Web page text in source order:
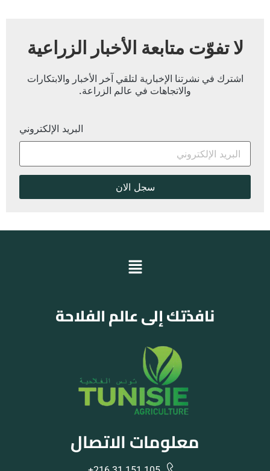
لا تفوّت متابعة الأخبار الزراعية
اشترك في نشرتنا الإخبارية لتلقي آخر الأخبار والابتكارات
والاتجاهات في عالم الزراعة.
البريد الإلكتروني
نافذتك إلى عالم الفلاحة
معلومات الاتصال